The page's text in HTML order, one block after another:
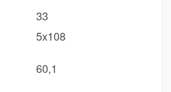
33
5x108
60,1